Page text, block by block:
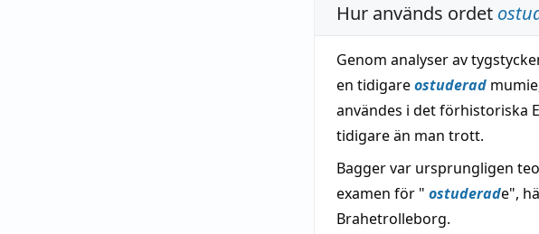
Hur används ordet
Genom analyser av
en tidigareostuderad
användes i det förhistoriska
tidigare än man trott.
Bagger var ursprungligen
examen för " ostuderade",
Brahetrolleborg.